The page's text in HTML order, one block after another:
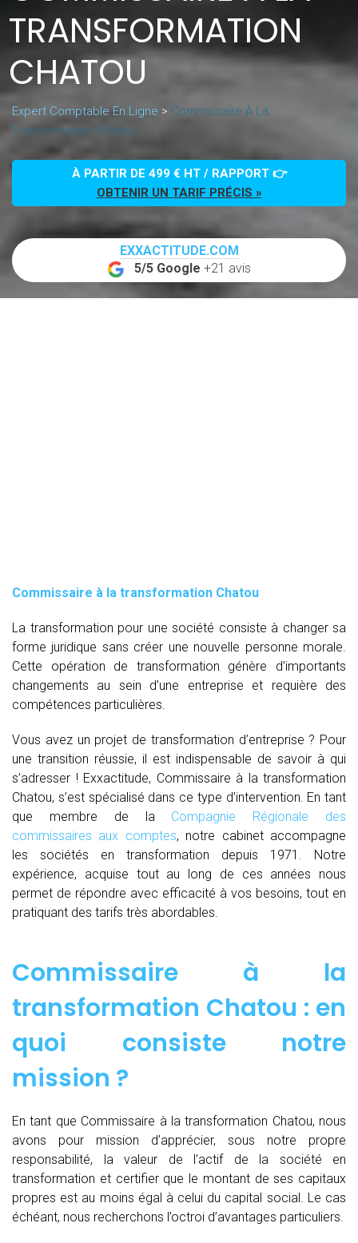
TRANSFORMATION
CHATOU
Expert Comptable En Ligne > Commissaire À La
Transformation Chatou
À PARTIR DE 499 € HT / RAPPORT 👉
OBTENIR UN TARIF PRÉCIS »
EXXACTITUDE.COM
5/5 Google +21 avis
Commissaire à la transformation Chatou
La transformation pour une société consiste à changer sa
forme juridique sans créer une nouvelle personne morale.
Cette opération de transformation génère d’importants
changements au sein d’une entreprise et requière des
compétences particulières.
Vous avez un projet de transformation d’entreprise ? Pour
une transition réussie, il est indispensable de savoir à qui
s’adresser ! Exxactitude, Commissaire à la transformation
Chatou, s’est spécialisé dans ce type d’intervention. En tant
que membre de la Compagnie Régionale des
commissaires aux comptes, notre cabinet accompagne
les sociétés en transformation depuis 1971. Notre
expérience, acquise tout au long de ces années nous
permet de répondre avec efficacité à vos besoins, tout en
pratiquant des tarifs très abordables.
Commissaire à la
transformation Chatou : en
quoi consiste notre
mission ?
En tant que Commissaire à la transformation Chatou, nous
avons pour mission d’apprécier, sous notre propre
responsabilité, la valeur de l’actif de la société en
transformation et certifier que le montant de ses capitaux
propres est au moins égal à celui du capital social. Le cas
échéant, nous recherchons l’octroi d’avantages particuliers.